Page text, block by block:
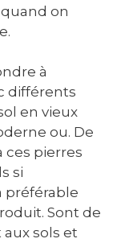
on
à
différents
en vieux
ou. De
ces pierres
si
préférable
Sont de
sols et